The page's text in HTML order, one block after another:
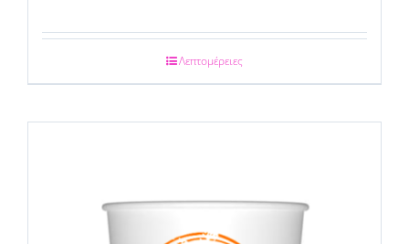
Λεπτομέρειες